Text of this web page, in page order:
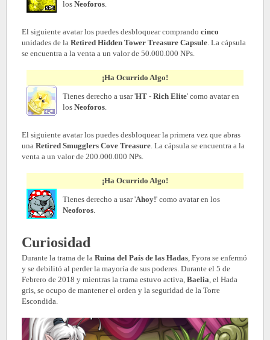
los Neoforos
El siguiente avatar los puedes desbloquear comprando cinco
unidades de la Retired Hidden Tower Treasure Capsule . La cápsula
se encuentra a la venta a un valor de 50.000.000 NPs.
¡Ha Ocurrido Algo!
Tienes derecho a usar 'HT - Rich Elite' como avatar en
los Neoforos
El siguiente avatar los puedes desbloquear la primera vez que abras
una Retired Smugglers Cove Treasure . La cápsula se encuentra a la
venta a un valor de 200.000.000 NPs.
¡Ha Ocurrido Algo!
Tienes derecho a usar 'Ahoy!' como avatar en los
Neoforos
Curiosidad
Durante la trama de la Ruina del País de las Hadas , Fyora se enfermó
y se debilitó al perder la mayoría de sus poderes. Durante el 5 de
Febrero de 2018 y mientras la trama estuvo activa, Baelia , el Hada
gris, se ocupo de mantener el orden y la seguridad de la Torre
Escondida.